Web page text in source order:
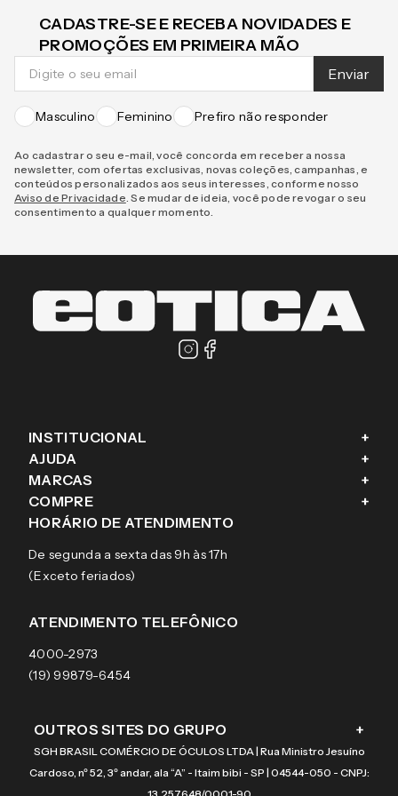
CADASTRE-SE E RECEBA NOVIDADES E
PROMOÇÕES EM PRIMEIRA MÃO
Enviar
Masculino Feminino Prefiro não responder
Ao cadastrar o seu e-mail, você concorda em receber a nossa
newsletter, com ofertas exclusivas, novas coleções, campanhas, e
conteúdos personalizados aos seus interesses, conforme nosso
Aviso de Privacidade . Se mudar de ideia, você pode revogar o seu
consentimento a qualquer momento.
INSTITUCIONAL +
Fale conosco
Blog
Sobre a eÓtica
Aviso de privacidade
Termos e condições de uso
AJUDA +
Como comprar
Trocas e Devoluções
Pagamentos
Garantias
MARCAS +
Ray-Ban
Tecnol
Arnette
Burberry
COMPRE +
Óculos de sol
Lentes de contato
HORÁRIO DE ATENDIMENTO
De segunda a sexta das 9h às 17h
(Exceto feriados)
ATENDIMENTO TELEFÔNICO
4000-2973
(19) 99879-6454
OUTROS SITES DO GRUPO +
SGH BRASIL COMÉRCIO DE ÓCULOS LTDA | Rua Ministro Jesuíno
Cardoso, nº 52, 3º andar, ala “A” - Itaim bibi - SP | 04544-050 - CNPJ: